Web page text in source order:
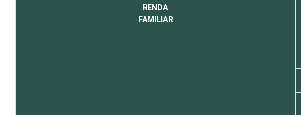
RENDA
FAMILIAR